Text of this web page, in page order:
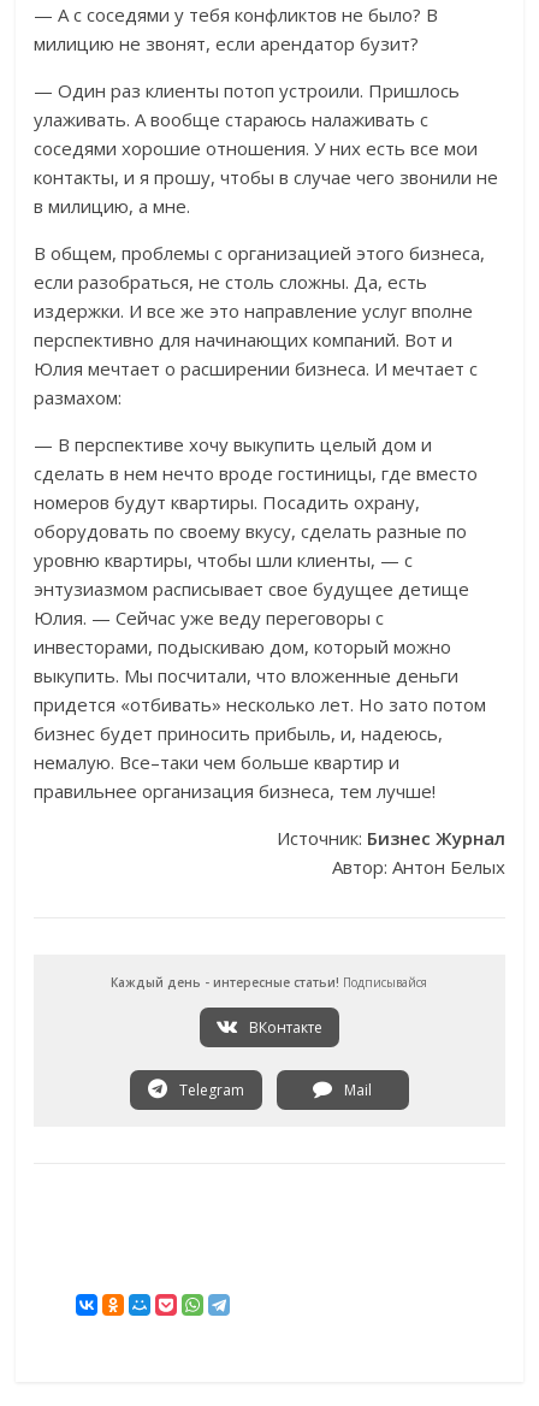
— А с соседями у тебя конфликтов не было? В
милицию не звонят, если арендатор бузит?
— Один раз клиенты потоп устроили. Пришлось
улаживать. А вообще стараюсь налаживать с
соседями хорошие отношения. У них есть все мои
контакты, и я прошу, чтобы в случае чего звонили не
в милицию, а мне.
В общем, проблемы с организацией этого бизнеса,
если разобраться, не столь сложны. Да, есть
издержки. И все же это направление услуг вполне
перспективно для начинающих компаний. Вот и
Юлия мечтает о расширении бизнеса. И мечтает с
размахом:
— В перспективе хочу выкупить целый дом и
сделать в нем нечто вроде гостиницы, где вместо
номеров будут квартиры. Посадить охрану,
оборудовать по своему вкусу, сделать разные по
уровню квартиры, чтобы шли клиенты, — с
энтузиазмом расписывает свое будущее детище
Юлия. — Сейчас уже веду переговоры с
инвесторами, подыскиваю дом, который можно
выкупить. Мы посчитали, что вложенные деньги
придется «отбивать» несколько лет. Но зато потом
бизнес будет приносить прибыль, и, надеюсь,
немалую. Все–таки чем больше квартир и
правильнее организация бизнеса, тем лучше!
Источник: Бизнес Журнал
Автор: Антон Белых
Каждый день - интересные статьи! Подписывайся
ВКонтакте
Telegram Mail